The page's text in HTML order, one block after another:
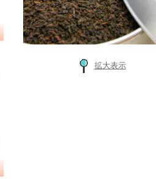
拡大表示